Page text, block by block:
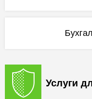
Услуги